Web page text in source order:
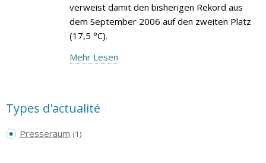
verweist damit den bisherigen Rekord aus
dem September 2006 auf den zweiten Platz
(17,5 °C).
Mehr Lesen
Types d'actualité
Presseraum (1)